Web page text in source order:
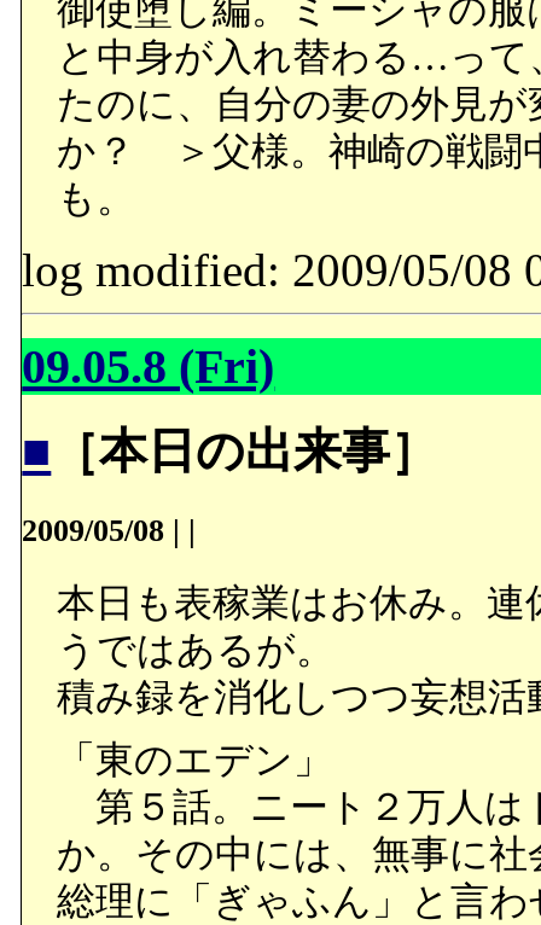
御使堕し編。ミーシャの
と中身が入れ替わる…って
たのに、自分の妻の外見
か？ ＞父様。神崎の戦闘
も。
log modified: 2009/05/08
09.05.8 (Fri)
■ ［本日の出来事］
2009/05/08 | |
本日も表稼業はお休み。
うではあるが。
積み録を消化しつつ妄想活
「東のエデン」
第５話。ニート２万人は
か。その中には、無事に
総理に「ぎゃふん」と言